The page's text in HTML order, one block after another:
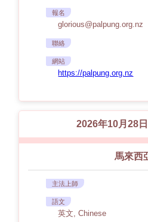
報名
glorious@palpung.org.nz
聯絡
網站
https://palpung.org.nz
2026年10月28
馬來西
主法上師
語文
英文, Chinese